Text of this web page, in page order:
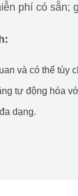
phí có sẵn;
và có thể tùy
tự động hóa
dạng.